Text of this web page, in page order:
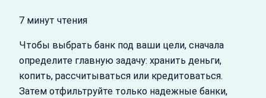
7 минут чтения
Чтобы выбрать банк под ваши цели, сначала
определите главную задачу: хранить деньги,
копить, рассчитываться или кредитоваться.
Затем отфильтруйте только надежные банки,